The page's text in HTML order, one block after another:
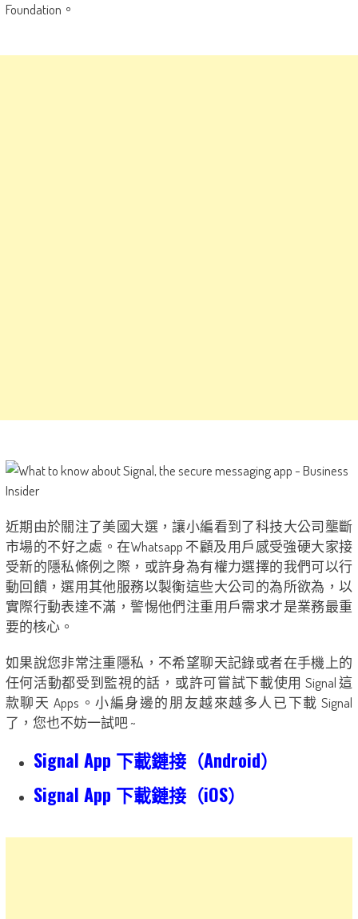
Foundation。
近期由於關注了美國大選，讓小編看到了科技大公司壟斷
市場的不好之處。在Whatsapp 不顧及用戶感受強硬大家接
受新的隱私條例之際，或許身為有權力選擇的我們可以行
動回饋，選用其他服務以製衡這些大公司的為所欲為，以
實際行動表達不滿，警惕他們注重用戶需求才是業務最重
要的核心。
如果說您非常注重隱私，不希望聊天記錄或者在手機上的
任何活動都受到監視的話，或許可嘗試下載使用 Signal 這
款聊天 Apps。小編身邊的朋友越來越多人已下載 Signal
了，您也不妨一試吧 ~
Signal App 下載鏈接（Android）
Signal App 下載鏈接（iOS）